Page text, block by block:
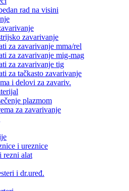
rad na visini
zavarivanje
za zavarivanje mma/rel
za zavarivanje mig-mag
za zavarivanje tig
za tačkasto zavarivanje
i delovi za zavariv.
plazmom
za zavarivanje
i ureznice
rezni alat
i dr.uređ.